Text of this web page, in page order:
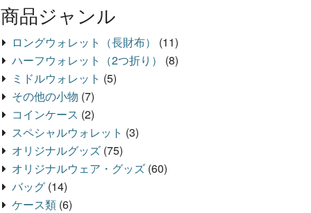
商品ジャンル
ロングウォレット（長財布）
(11)
ハーフウォレット（2つ折り）
(8)
ミドルウォレット (5)
その他の小物 (7)
コインケース (2)
スペシャルウォレット (3)
オリジナルグッズ (75)
オリジナルウェア・グッズ (60)
バッグ (14)
ケース類 (6)